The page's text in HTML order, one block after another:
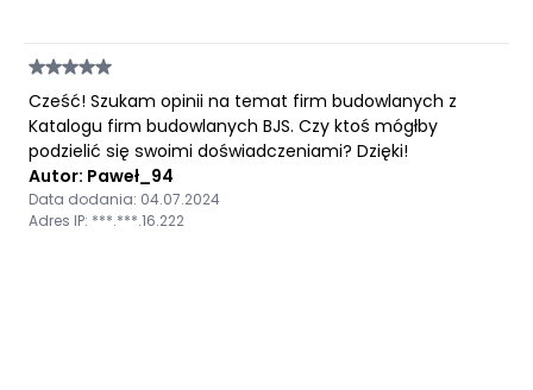
Cześć! Szukam opinii na temat firm budowlanych z
Katalogu firm budowlanych BJS. Czy ktoś mógłby
podzielić się swoimi doświadczeniami? Dzięki!
Autor: Paweł_94
Data dodania: 04.07.2024
Adres IP: ***.***.16.222